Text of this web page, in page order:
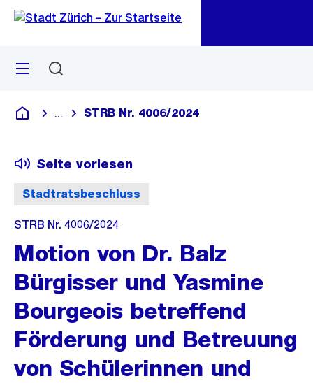
Navigation
Sprunglink
Menü
Deutsch
Blende alle Breadcrumbs ein
STRB Nr. 4006/2024
Stadtratsbeschluss
Seite vorlesen
STRB Nr. 4006/2024
Motion von Dr. Balz
Bürgisser und Yasmine
Bourgeois betreffend
Förderung und Betreuung
von Schülerinnen und